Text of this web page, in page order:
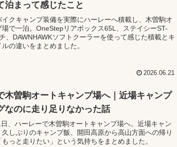
泊まって感じたこと
イクキャンプ装備を実際にハーレーへ積載し、木曽駒オ
場で一泊。OneStepリアボックス65L、ステイシーST-
、DAWNHAWKソフトクーラーを使って感じた積載とキ
の違いをまとめました。
2026.06.21
木曽駒オートキャンプ場へ｜近場キャンプ
なのに走り足りなかった話
、ハーレーで木曽駒オートキャンプ場へ。近場キャン
しぶりのキャンプ飯、開田高原から高山方面への帰り
っと走りたい」という気持ちをまとめました。